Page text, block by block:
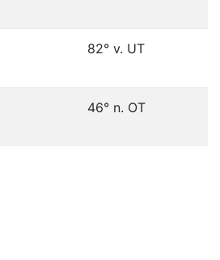
82° v. UT
46° n. OT